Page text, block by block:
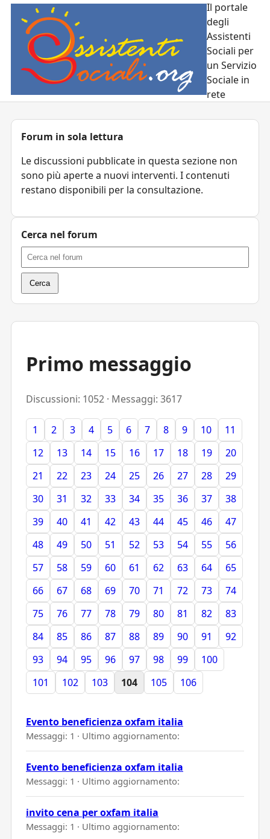
Il portale
degli
Assistenti
Sociali per
un Servizio
Sociale in
rete
Primo messaggio
Discussioni: 1052 · Messaggi: 3617
1 2 3 4 5 6 7 8 9 10
11
12
13 14 15 16 17 18 19
20
21
22 23 24 25 26 27 28
29
30
31 32 33 34 35 36 37
38
39
40 41 42 43 44 45 46
47
48
49 50 51 52 53 54 55
56
57
58 59 60 61 62 63 64
65
66
67 68 69 70 71 72 73
74
75
76 77 78 79 80 81 82
83
84
85 86 87 88 89 90 91
92
93
94 95 96 97 98 99
100
101
102 103 104 105 106
Evento beneficienza oxfam italia
Messaggi: 1 · Ultimo aggiornamento:
Evento beneficienza oxfam italia
Messaggi: 1 · Ultimo aggiornamento:
invito cena per oxfam italia
Messaggi: 1 · Ultimo aggiornamento:
Forum in sola lettura
Le discussioni pubblicate in questa sezione non
sono più aperte a nuovi interventi. I contenuti
restano disponibili per la consultazione.
Cerca nel forum
Cerca